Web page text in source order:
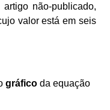
não-publicado,
valor está em seis
gráfico da equação